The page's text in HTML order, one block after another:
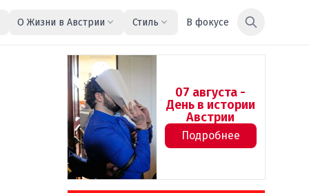
О Жизни в Австрии Стиль В фокусе
07 августа -
День в истории
Австрии
Подробнее